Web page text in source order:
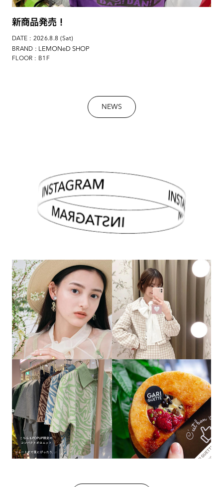
新商品発売！
DATE : 2026.8.8 (Sat)
BRAND : LEMONeD SHOP
FLOOR : B1F
NEWS
INSTAGRAM